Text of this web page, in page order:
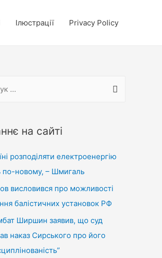
Ілюстрації Privacy Policy
на сайті
розподіляти електроенергію
по-новому, – Шмигаль
висловився про можливості
балістичних установок РФ
Ширшин заявив, що суд
наказ Сирського про його